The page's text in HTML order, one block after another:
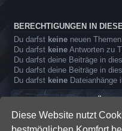
Diese Website nutzt
BERECHTIGUNGEN IN
Du darfst keine neuen
Du darfst keine Antworten zu
Du darfst deine Beiträge in
Du darfst deine Beiträge in
Du darfst keine Dateianhänge